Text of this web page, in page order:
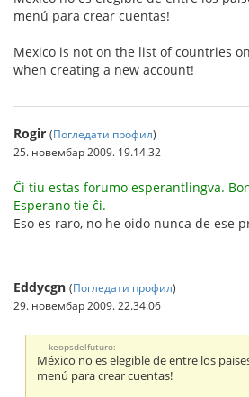
menú para crear cuentas!
Mexico is not on the list of countries
when creating a new account!
Rogir (Погледати профил)
25. новембар 2009. 19.14.32
Ĉi tiu estas forumo esperantlingva.
Esperano tie ĉi.
Eso es raro, no he oido nunca de ese
Eddycgn (Погледати профил)
29. новембар 2009. 22.34.06
keopsdelfuturo:
México no es elegible de entre los
menú para crear cuentas!